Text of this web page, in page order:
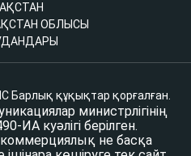
ОБЛЫСЫ
Барлық құқықтар қорғалған.
министрлігінің
ИА куәлігі берілген.
не басқа